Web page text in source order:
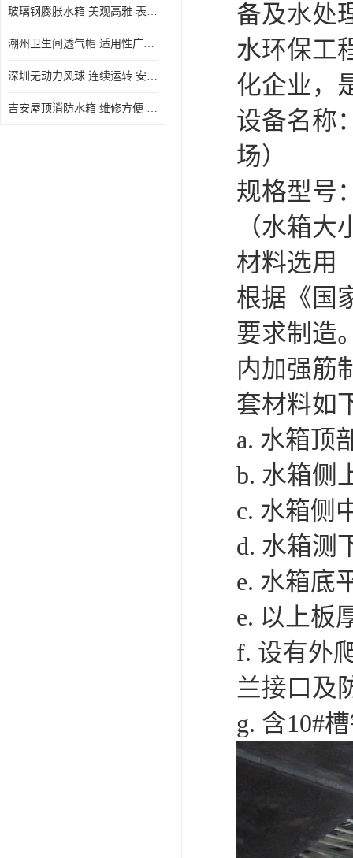
玻璃钢膨胀水箱 美观高雅 表面光洁美观
潮州卫生间透气帽 适用性广泛 可以长期运行
深圳无动力风球 连续运转 安装操作简便
吉安屋顶消防水箱 维修方便 箱体钢度足
备及水处
水环保工
化企业，
设备名称
场）
规格型号
（水箱
材料选用
根据《国
要求制造
内加强筋
套材料如
a. 水箱
b. 水箱侧
c. 水箱
d. 水箱
e. 水箱底
e. 以上板
f. 设有外
兰接口及
g. 含10#